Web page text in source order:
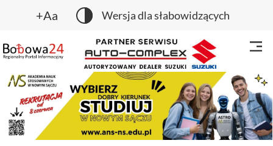
+Aa Wersja dla słabowidzących